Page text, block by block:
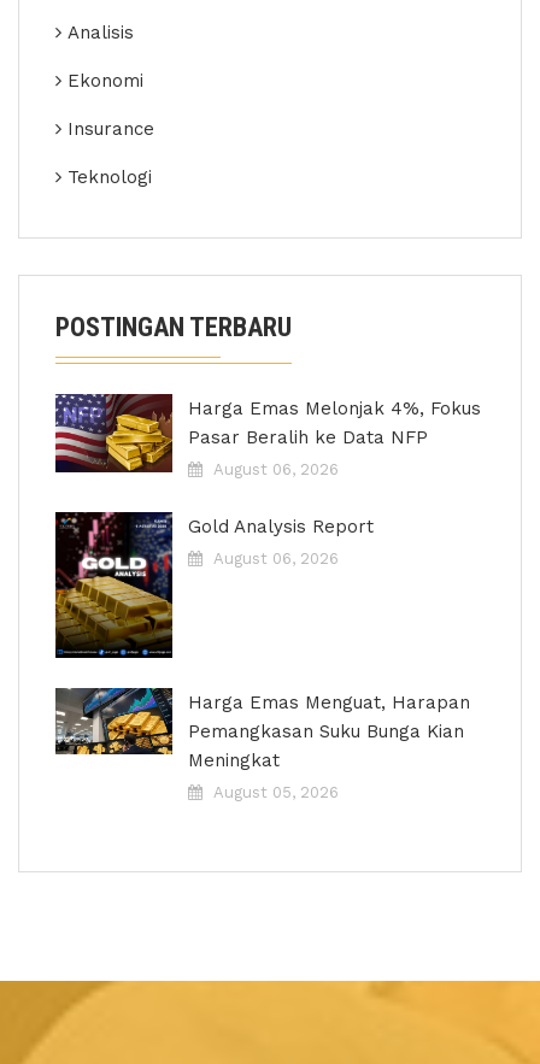
Analisis
Ekonomi
Insurance
Teknologi
POSTINGAN TERBARU
Harga Emas Melonjak 4%, Fokus
Pasar Beralih ke Data NFP
August 06, 2026
Gold Analysis Report
August 06, 2026
Harga Emas Menguat, Harapan
Pemangkasan Suku Bunga Kian
Meningkat
August 05, 2026